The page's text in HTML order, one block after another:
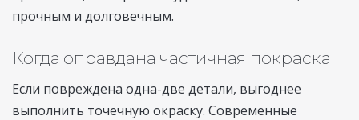
прочным и долговечным.
Когда оправдана частичная покраска
Если повреждена одна-две детали, выгоднее
выполнить точечную окраску. Современные